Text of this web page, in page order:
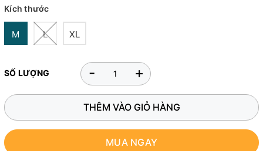
Kích thước
M L XL
SỐ LƯỢNG +
-
THÊM VÀO GIỎ HÀNG
MUA NGAY